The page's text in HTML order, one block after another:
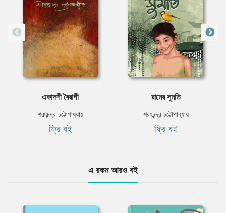
একাদশী বৈরাগী
শরৎচন্দ্র চট্টোপাধ্যায়
ফ্রি বই
রামের সুমতি
শরৎচন্দ্র চট্টোপাধ্যায়
ফ্রি বই
এ রকম আরও বই